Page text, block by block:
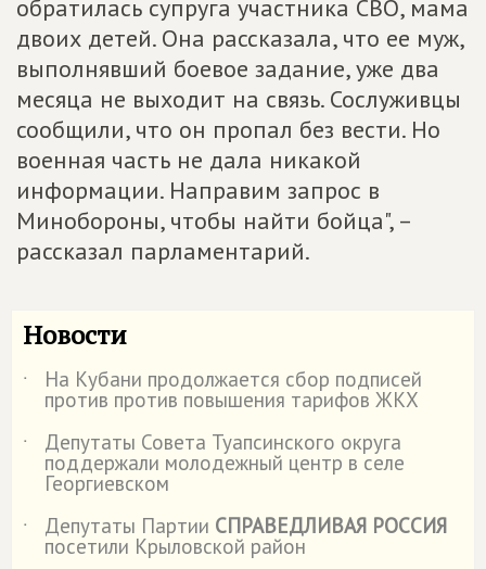
обратилась супруга участника СВО, мама
двоих детей. Она рассказала, что ее муж,
выполнявший боевое задание, уже два
месяца не выходит на связь. Сослуживцы
сообщили, что он пропал без вести. Но
военная часть не дала никакой
информации. Направим запрос в
Минобороны, чтобы найти бойца", –
рассказал парламентарий.
Новости
˙ На Кубани продолжается сбор подписей
против против повышения тарифов ЖКХ
˙
Депутаты Совета Туапсинского округа
поддержали молодежный центр в селе
Георгиевском
˙
Депутаты Партии СПРАВЕДЛИВАЯ РОССИЯ
посетили Крыловской район